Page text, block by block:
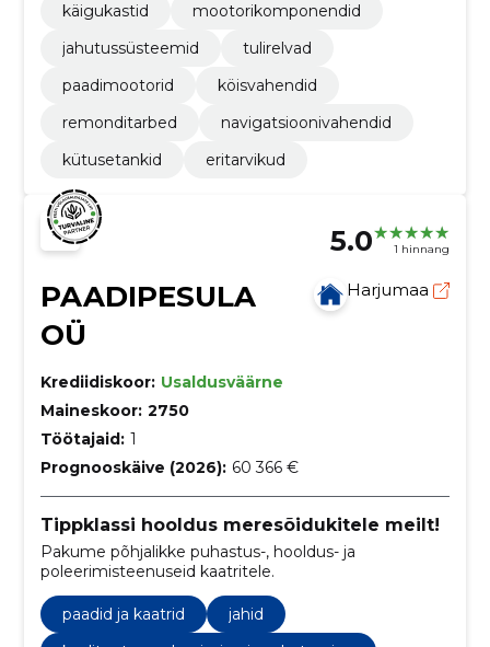
käigukastid
mootorikomponendid
jahutussüsteemid
tulirelvad
paadimootorid
köisvahendid
remonditarbed
navigatsioonivahendid
kütusetankid
eritarvikud
5.0 1 hinnang
PAADIPESULA
OÜ
Harjumaa
Krediidiskoor: Usaldusväärne
Maineskoor: 2750
Töötajaid: 1
Prognooskäive (2026): 60 366 €
Tippklassi hooldus meresõidukitele meilt!
Pakume põhjalikke puhastus-, hooldus- ja
poleerimisteenuseid kaatritele.
paadid ja kaatrid
jahid